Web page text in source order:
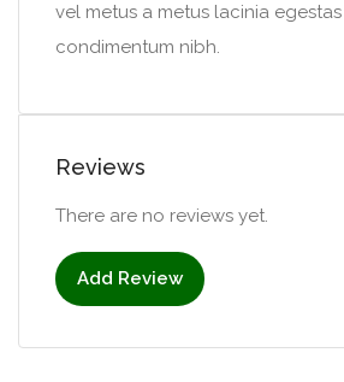
vel metus a metus lacinia
condimentum nibh.
Reviews
There are no reviews yet.
Add Review